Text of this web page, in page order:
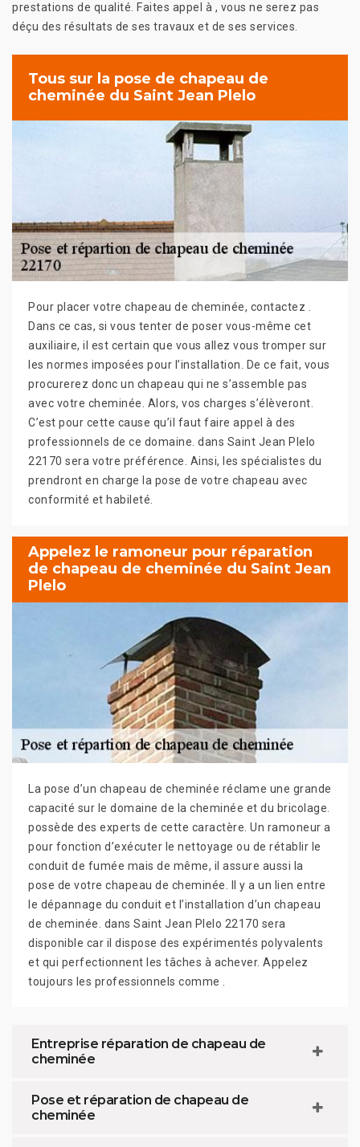
prestations de qualité. Faites appel à , vous ne serez pas
déçu des résultats de ses travaux et de ses services.
Tous sur la pose de chapeau de
cheminée du Saint Jean Plelo
Pour placer votre chapeau de cheminée, contactez .
Dans ce cas, si vous tenter de poser vous-même cet
auxiliaire, il est certain que vous allez vous tromper sur
les normes imposées pour l’installation. De ce fait, vous
procurerez donc un chapeau qui ne s’assemble pas
avec votre cheminée. Alors, vos charges s’élèveront.
C’est pour cette cause qu’il faut faire appel à des
professionnels de ce domaine. dans Saint Jean Plelo
22170 sera votre préférence. Ainsi, les spécialistes du
prendront en charge la pose de votre chapeau avec
conformité et habileté.
Appelez le ramoneur pour réparation
de chapeau de cheminée du Saint Jean
Plelo
La pose d’un chapeau de cheminée réclame une grande
capacité sur le domaine de la cheminée et du bricolage.
possède des experts de cette caractère. Un ramoneur a
pour fonction d’exécuter le nettoyage ou de rétablir le
conduit de fumée mais de même, il assure aussi la
pose de votre chapeau de cheminée. Il y a un lien entre
le dépannage du conduit et l’installation d’un chapeau
de cheminée. dans Saint Jean Plelo 22170 sera
disponible car il dispose des expérimentés polyvalents
et qui perfectionnent les tâches à achever. Appelez
toujours les professionnels comme .
Entreprise réparation de chapeau de
cheminée
Pose et réparation de chapeau de
cheminée